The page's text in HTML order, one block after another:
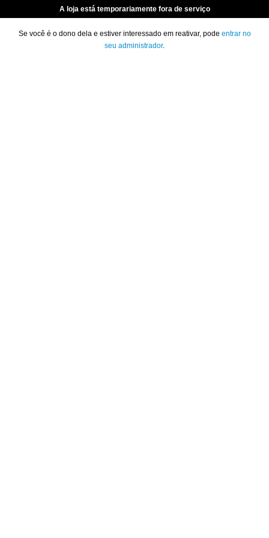
A loja está temporariamente fora de serviço
Se você é o dono dela e estiver interessado em reativar, pode entrar no
seu administrador.